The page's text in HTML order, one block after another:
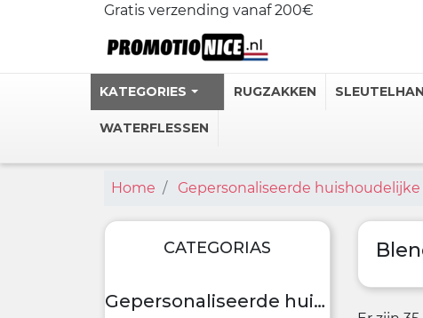
Gratis verzending vanaf 200€
KATEGORIES RUGZAKKEN
WATERFLESSEN
Home Gepersonaliseerde
CATEGORIAS
Gepersonaliseerde huishoudelijke artikelen